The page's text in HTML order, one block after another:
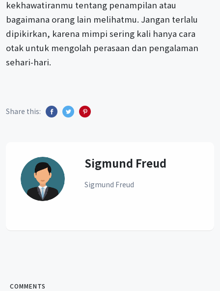
kekhawatiranmu tentang penampilan atau
bagaimana orang lain melihatmu. Jangan terlalu
dipikirkan, karena mimpi sering kali hanya cara
otak untuk mengolah perasaan dan pengalaman
sehari-hari.
Share this:
Sigmund Freud
Sigmund Freud
COMMENTS